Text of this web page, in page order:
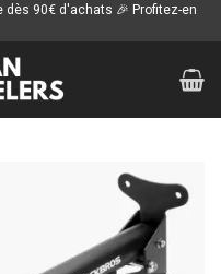
90€ d'achats 🎉 Profitez-en